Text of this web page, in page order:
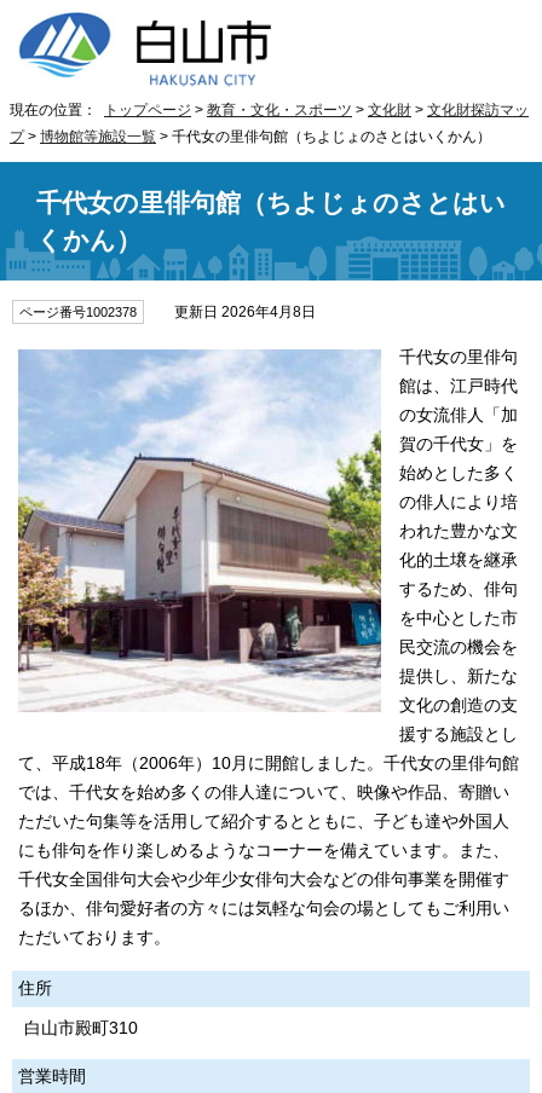
現在の位置： トップページ > 教育・文化・スポーツ > 文化財 > 文化財探訪マッ
プ> 博物館等施設一覧 > 千代女の里俳句館（ちよじょのさとはいくかん）
千代女の里俳句館（ちよじょのさとはい
くかん）
ページ番号1002378 更新日 2026年4月8日
千代女の里俳句
館は、江戸時代
の女流俳人「加
賀の千代女」を
始めとした多く
の俳人により培
われた豊かな文
化的土壌を継承
するため、俳句
を中心とした市
民交流の機会を
提供し、新たな
文化の創造の支
援する施設とし
て、平成18年（2006年）10月に開館しました。千代女の里俳句館
では、千代女を始め多くの俳人達について、映像や作品、寄贈い
ただいた句集等を活用して紹介するとともに、子ども達や外国人
にも俳句を作り楽しめるようなコーナーを備えています。また、
千代女全国俳句大会や少年少女俳句大会などの俳句事業を開催す
るほか、俳句愛好者の方々には気軽な句会の場としてもご利用い
ただいております。
住所
白山市殿町310
営業時間